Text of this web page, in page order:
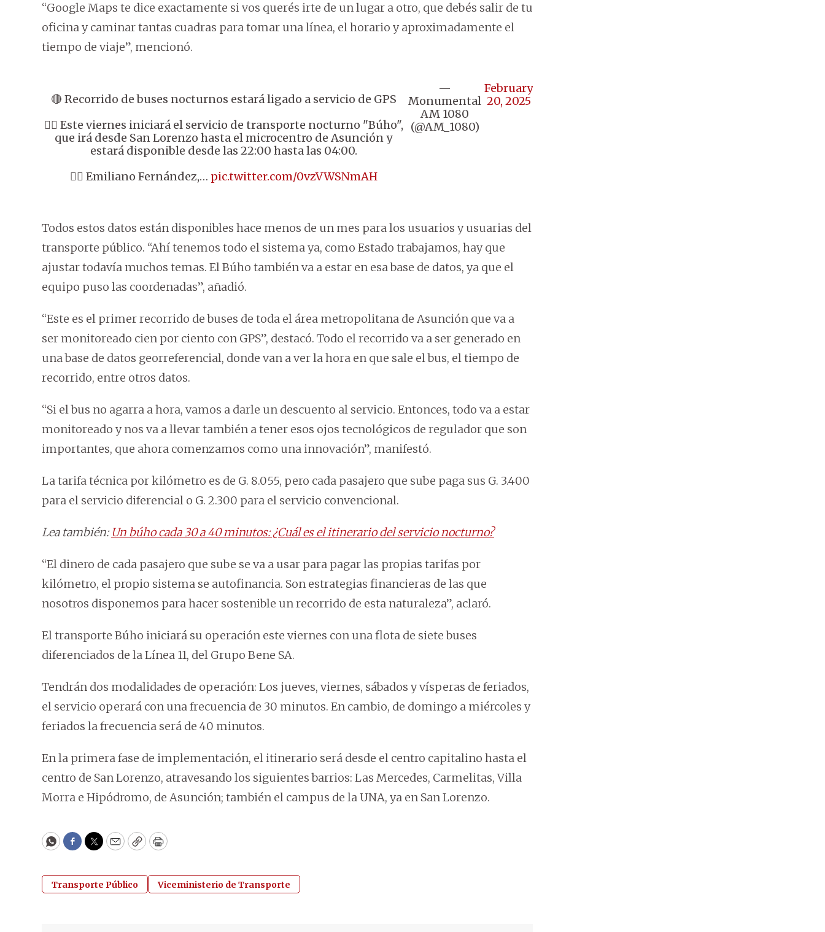
“Google Maps te dice exactamente si vos querés irte de un lugar a otro, que debés salir de tu
oficina y caminar tantas cuadras para tomar una línea, el horario y aproximadamente el
tiempo de viaje”, mencionó.
🔴 Recorrido de buses nocturnos estará ligado a servicio de GPS
👉🏼 Este viernes iniciará el servicio de transporte nocturno "Búho",
que irá desde San Lorenzo hasta el microcentro de Asunción y
estará disponible desde las 22:00 hasta las 04:00.
👉🏼 Emiliano Fernández,… pic.twitter.com/0vzVWSNmAH
—
Monumental
AM 1080
(@AM_1080)
February
20, 2025
Todos estos datos están disponibles hace menos de un mes para los usuarios y usuarias del
transporte público. “Ahí tenemos todo el sistema ya, como Estado trabajamos, hay que
ajustar todavía muchos temas. El Búho también va a estar en esa base de datos, ya que el
equipo puso las coordenadas”, añadió.
“Este es el primer recorrido de buses de toda el área metropolitana de Asunción que va a
ser monitoreado cien por ciento con GPS”, destacó. Todo el recorrido va a ser generado en
una base de datos georreferencial, donde van a ver la hora en que sale el bus, el tiempo de
recorrido, entre otros datos.
“Si el bus no agarra a hora, vamos a darle un descuento al servicio. Entonces, todo va a estar
monitoreado y nos va a llevar también a tener esos ojos tecnológicos de regulador que son
importantes, que ahora comenzamos como una innovación”, manifestó.
La tarifa técnica por kilómetro es de G. 8.055, pero cada pasajero que sube paga sus G. 3.400
para el servicio diferencial o G. 2.300 para el servicio convencional.
Lea también: Un búho cada 30 a 40 minutos: ¿Cuál es el itinerario del servicio nocturno?
“El dinero de cada pasajero que sube se va a usar para pagar las propias tarifas por
kilómetro, el propio sistema se autofinancia. Son estrategias financieras de las que
nosotros disponemos para hacer sostenible un recorrido de esta naturaleza”, aclaró.
El transporte Búho iniciará su operación este viernes con una flota de siete buses
diferenciados de la Línea 11, del Grupo Bene SA.
Tendrán dos modalidades de operación: Los jueves, viernes, sábados y vísperas de feriados,
el servicio operará con una frecuencia de 30 minutos. En cambio, de domingo a miércoles y
feriados la frecuencia será de 40 minutos.
En la primera fase de implementación, el itinerario será desde el centro capitalino hasta el
centro de San Lorenzo, atravesando los siguientes barrios: Las Mercedes, Carmelitas, Villa
Morra e Hipódromo, de Asunción; también el campus de la UNA, ya en San Lorenzo.
WhatsApp
Facebook
Twitter
EmailCopyPrint
Transporte Público Viceministerio de Transporte